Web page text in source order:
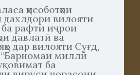
ҳисоботҳои
дахлдори вилояти
рафти иҷрои
давлатӣ ва
дар вилояти Суғд,
миллӣ
ба